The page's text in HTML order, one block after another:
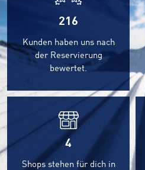
216
Kunden haben uns nach
der Reservierung
bewertet.
4
Shops stehen für dich in